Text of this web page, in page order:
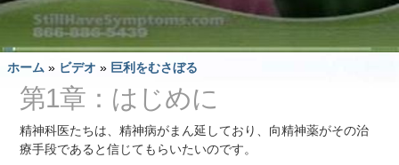
ホーム » ビデオ » 巨利をむさぼる
第1章：はじめに
精神科医たちは、精神病がまん延しており、向精神薬がその治
療手段であると信じてもらいたいのです。